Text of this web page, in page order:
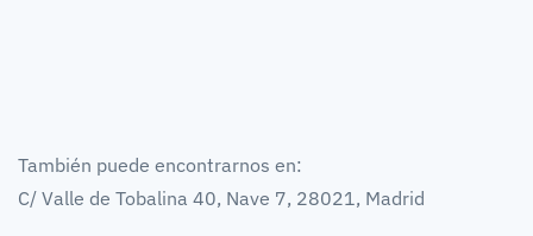
También puede encontrarnos en:
C/ Valle de Tobalina 40, Nave 7, 28021, Madrid